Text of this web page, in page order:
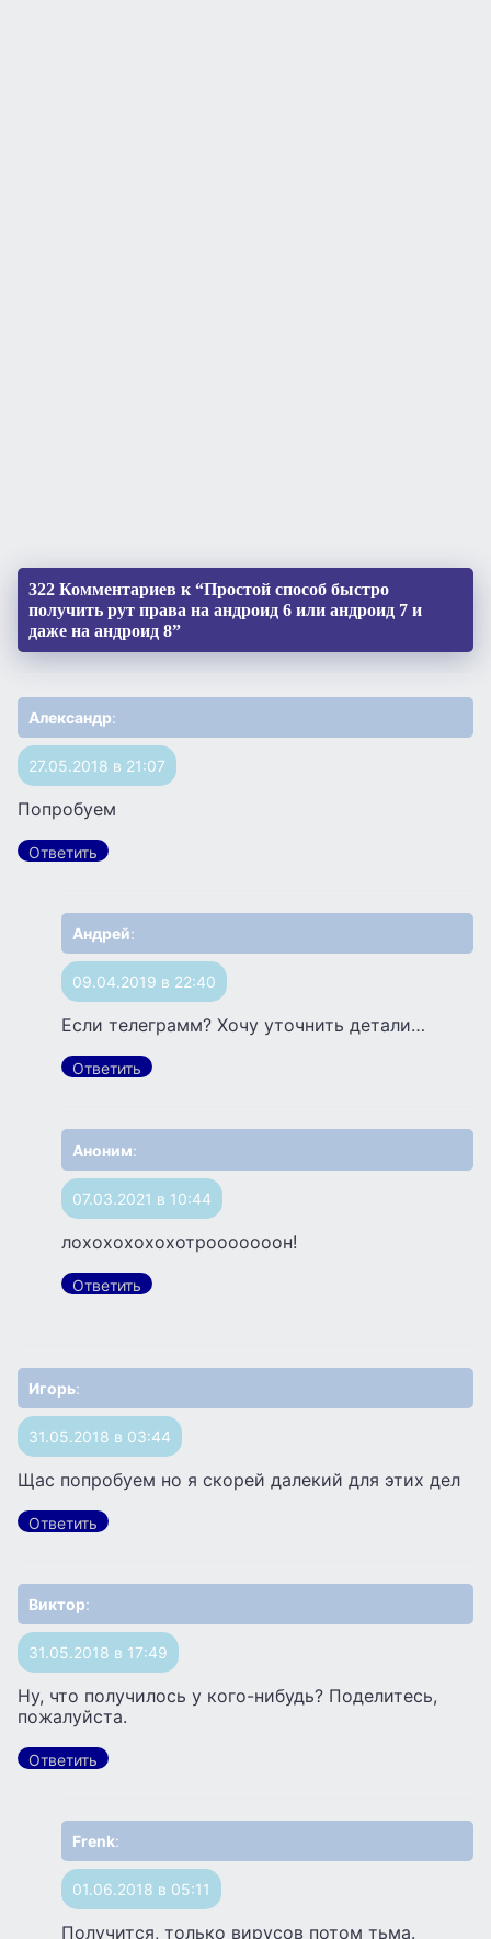
322 Комментариев к “Простой способ быстро
получить рут права на андроид 6 или андроид 7 и
даже на андроид 8”
Александр:
27.05.2018 в 21:07
Попробуем
Ответить
Андрей:
09.04.2019 в 22:40
Если телеграмм? Хочу уточнить детали…
Ответить
Аноним:
07.03.2021 в 10:44
лохохохохохотрооооооон!
Ответить
Игорь:
31.05.2018 в 03:44
Щас попробуем но я скорей далекий для этих дел
Ответить
Виктор:
31.05.2018 в 17:49
Ну, что получилось у кого-нибудь? Поделитесь,
пожалуйста.
Ответить
Frenk:
01.06.2018 в 05:11
Получится, только вирусов потом тьма.